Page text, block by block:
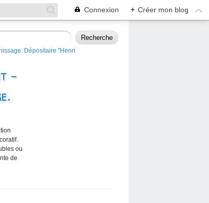
Connexion + Créer mon blog
-
ou
de